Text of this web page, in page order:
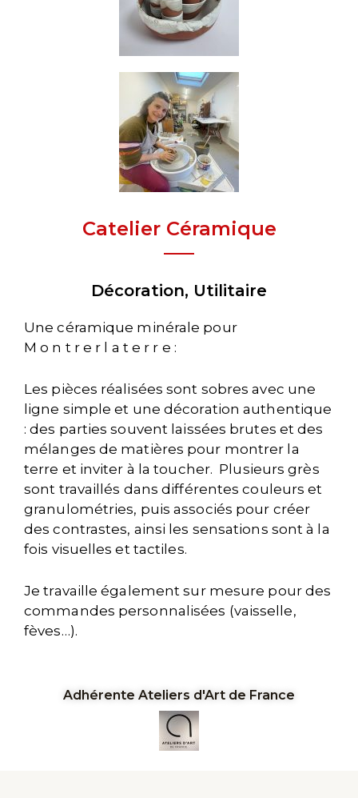
Catelier Céramique
Décoration, Utilitaire
Une céramique minérale pour
M o n t r e r l a t e r r e :
Les pièces réalisées sont sobres avec une
ligne simple et une décoration authentique
: des parties souvent laissées brutes et des
mélanges de matières pour montrer la
terre et inviter à la toucher. Plusieurs grès
sont travaillés dans différentes couleurs et
granulométries, puis associés pour créer
des contrastes, ainsi les sensations sont à la
fois visuelles et tactiles.
Je travaille également sur mesure pour des
commandes personnalisées (vaisselle,
fèves…).
Adhérente Ateliers d'Art de France